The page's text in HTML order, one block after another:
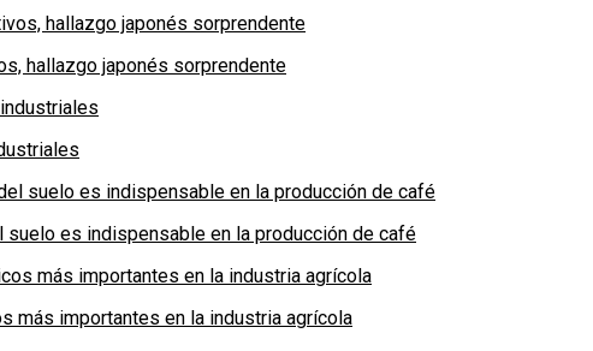
hallazgo japonés sorprendente
suelo es indispensable en la producción de café
más importantes en la industria agrícola